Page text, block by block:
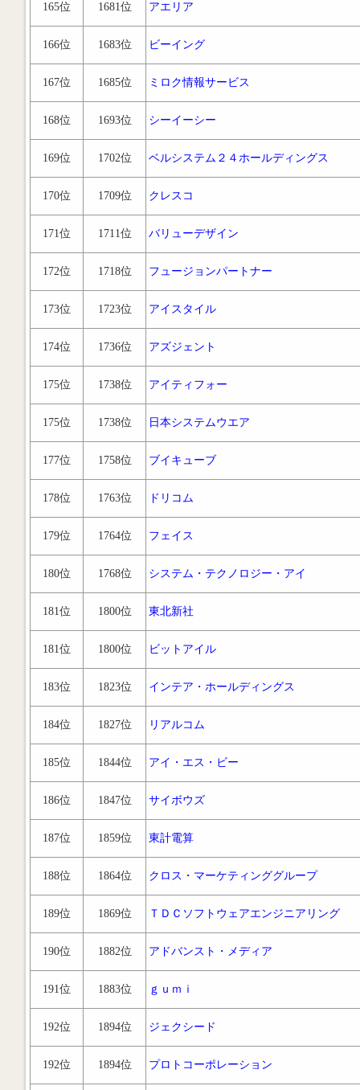
165位 1681位 アエリア
166位 1683位 ビーイング
167位 1685位 ミロク情報サービス
168位 1693位 シーイーシー
169位 1702位 ベルシステム２４ホールディングス
170位 1709位 クレスコ
171位 1711位 バリューデザイン
172位 1718位 フュージョンパートナー
173位 1723位 アイスタイル
174位 1736位 アズジェント
175位 1738位 アイティフォー
175位 1738位 日本システムウエア
177位 1758位 ブイキューブ
178位 1763位 ドリコム
179位 1764位 フェイス
180位 1768位 システム・テクノロジー・アイ
181位 1800位 東北新社
181位 1800位 ビットアイル
183位 1823位 インテア・ホールディングス
184位 1827位 リアルコム
185位 1844位 アイ・エス・ビー
186位 1847位 サイボウズ
187位 1859位 東計電算
188位 1864位 クロス・マーケティンググループ
189位 1869位 ＴＤＣソフトウェアエンジニアリング
190位 1882位 アドバンスト・メディア
191位 1883位 ｇｕｍｉ
192位 1894位 ジェクシード
192位 1894位 プロトコーポレーション